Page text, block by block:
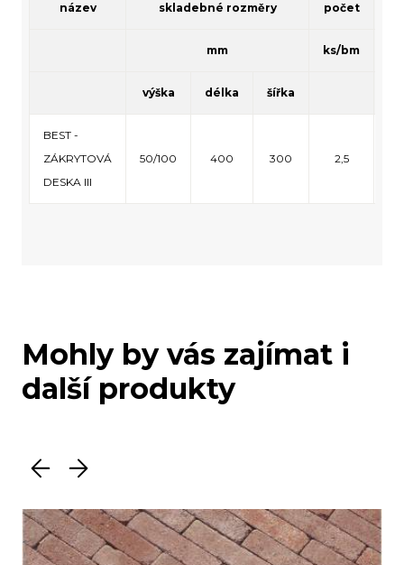
název skladebné rozměry počet
mm ks/bm
výška délka šířka
BEST -
ZÁKRYTOVÁ
DESKA III
50/100 400 300 2,5
Mohly by vás zajímat i
další produkty